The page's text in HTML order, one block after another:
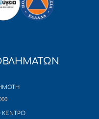
ΚΕΝΤΡΟ